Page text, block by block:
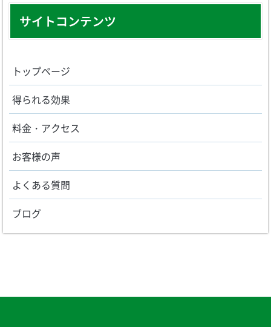
サイトコンテンツ
トップページ
得られる効果
料金・アクセス
お客様の声
よくある質問
ブログ